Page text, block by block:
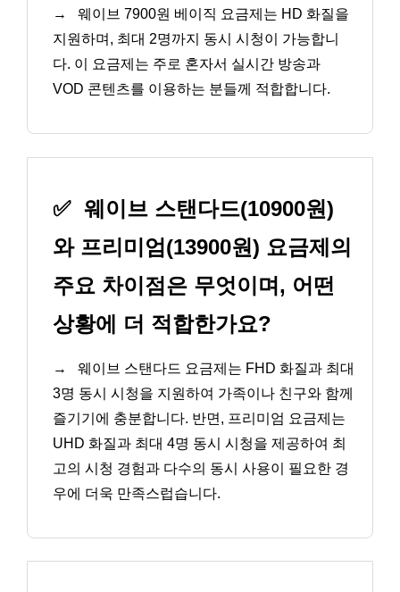
→
웨이브 7900원 베이직 요금제는 HD 화질을
지원하며, 최대 2명까지 동시 시청이 가능합니
다. 이 요금제는 주로 혼자서 실시간 방송과
VOD 콘텐츠를 이용하는 분들께 적합합니다.
✅ 웨이브 스탠다드(10900원)
와 프리미엄(13900원) 요금제의
주요 차이점은 무엇이며, 어떤
상황에 더 적합한가요?
→
웨이브 스탠다드 요금제는 FHD 화질과 최대
3명 동시 시청을 지원하여 가족이나 친구와 함께
즐기기에 충분합니다. 반면, 프리미엄 요금제는
UHD 화질과 최대 4명 동시 시청을 제공하여 최
고의 시청 경험과 다수의 동시 사용이 필요한 경
우에 더욱 만족스럽습니다.